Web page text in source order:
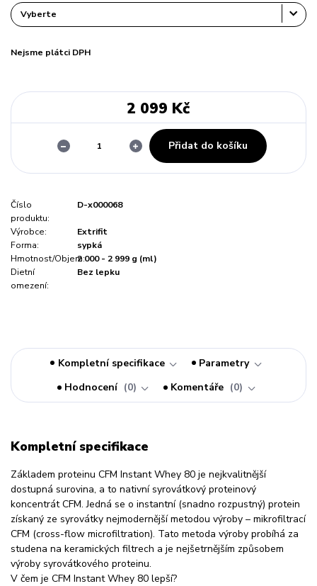
Nejsme plátci DPH
2 099 Kč
Přidat do košíku
Číslo
produktu:
D-x000068
Výrobce:
Extrifit
Forma:
sypká
Hmotnost/Objem:2 000 - 2 999 g (ml)
Dietní
omezení:
Bez lepku
Kompletní specifikace
Parametry
Hodnocení
0 Komentáře 0
Kompletní specifikace
Základem proteinu CFM Instant Whey 80 je nejkvalitnější
dostupná surovina, a to nativní syrovátkový proteinový
koncentrát CFM. Jedná se o instantní (snadno rozpustný) protein
získaný ze syrovátky nejmodernější metodou výroby – mikrofiltrací
CFM (cross-flow microfiltration). Tato metoda výroby probíhá za
studena na keramických filtrech a je nejšetrnějším způsobem
výroby syrovátkového proteinu.
V čem je CFM Instant Whey 80 lepší?